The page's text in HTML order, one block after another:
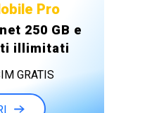
Pro
250 GB e
illimitati
GRATIS